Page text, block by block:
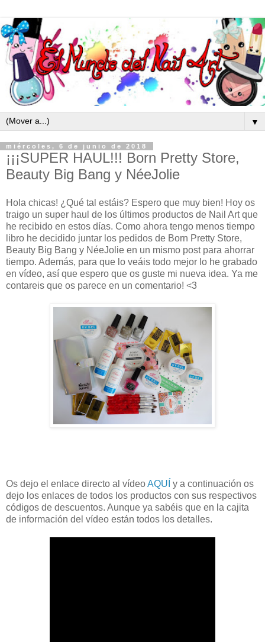
▼
miércoles, 6 de junio de 2018
¡¡¡SUPER HAUL!!! Born Pretty Store,
Beauty Big Bang y NéeJolie
Hola chicas! ¿Qué tal estáis? Espero que muy bien! Hoy os
traigo un super haul de los últimos productos de Nail Art que
he recibido en estos días. Como ahora tengo menos tiempo
libro he decidido juntar los pedidos de Born Pretty Store,
Beauty Big Bang y NéeJolie en un mismo post para ahorrar
tiempo. Además, para que lo veáis todo mejor lo he grabado
en vídeo, así que espero que os guste mi nueva idea. Ya me
contareis que os parece en un comentario! <3
Os dejo el enlace directo al vídeoAQUÍ y a continuación os
dejo los enlaces de todos los productos con sus respectivos
códigos de descuentos. Aunque ya sabéis que en la cajita
de información del vídeo están todos los detalles.